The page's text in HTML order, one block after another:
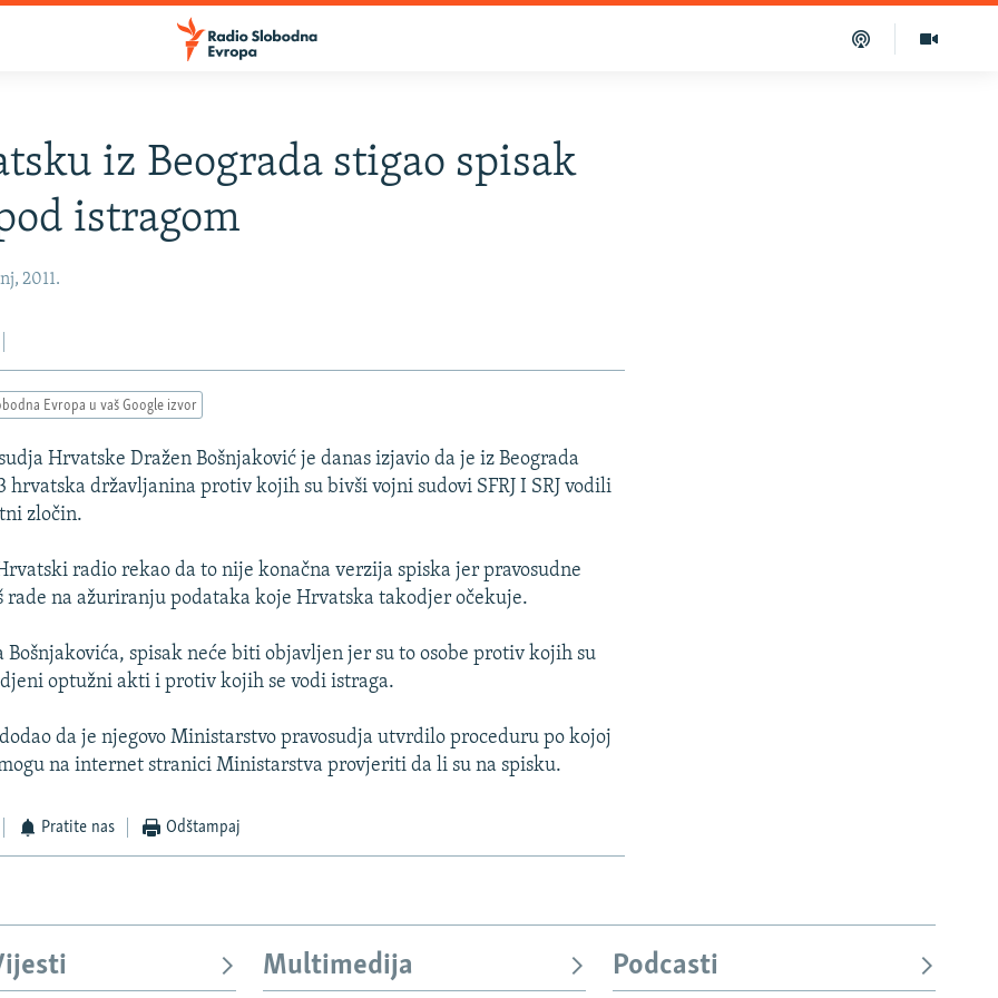
iz Beograda stigao spisak
istragom
2011.
Evropa u vaš Google izvor
Hrvatske Dražen Bošnjaković je danas izjavio da je iz Beograda
hrvatska državljanina protiv kojih su bivši vojni sudovi SFRJ I SRJ vodili
zločin.
radio rekao da to nije konačna verzija spiska jer pravosudne
rade na ažuriranju podataka koje Hrvatska takodjer očekuje.
Bošnjakovića, spisak neće biti objavljen jer su to osobe protiv kojih su
optužni akti i protiv kojih se vodi istraga.
da je njegovo Ministarstvo pravosudja utvrdilo proceduru po kojoj
na internet stranici Ministarstva provjeriti da li su na spisku.
Pratite nas Odštampaj
Multimedija Podcasti